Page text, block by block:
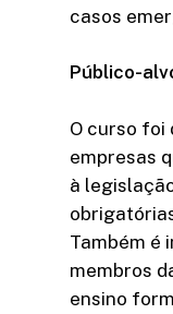
casos
Público-
O curso foi
empresas
à
Também é
membros
ensino